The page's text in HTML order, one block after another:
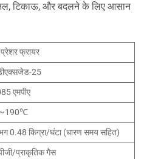
टिकाऊ, और बदलने के लिए आसान
फ्रायर
25
एमपीए
0.48 किग्रा/घंटा (धारण समय सहित)
प्राकृतिक गैस